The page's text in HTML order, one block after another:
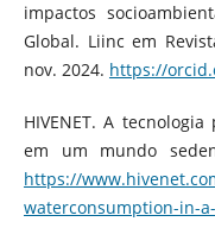
impactos
Global. Liinc em
nov. 2024. https://
HIVENET. A
em um mundo
https://
waterconsumption-in-